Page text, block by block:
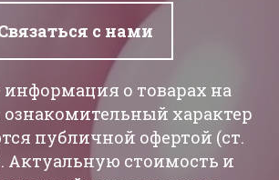
с нами
о товарах на
ознакомительный характер
публичной офертой (ст.
Актуальную стоимость и